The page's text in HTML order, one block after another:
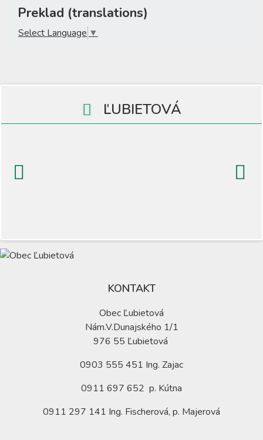
Preklad (translations)
Select Language ▼
ĽUBIETOVÁ
KONTAKT
Obec Ľubietová
Nám.V.Dunajského 1/1
976 55 Ľubietová
0903 555 451 Ing. Zajac
0911 697 652 p. Kútna
0911 297 141 Ing. Fischerová, p. Majerová